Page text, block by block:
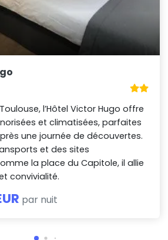
l’Hôtel Victor Hugo offre
et climatisées, parfaites
une journée de découvertes.
et des sites
la place du Capitole, il allie
convivialité.
par nuit